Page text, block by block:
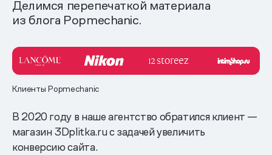
Делимся перепечаткой материала
из блога Popmechanic.
Клиенты Popmechanic
В 2020 году в наше агентство обратился клиент —
магазин 3Dplitka.ru с задачей увеличить
конверсию сайта.